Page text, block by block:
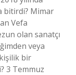
bitirdi? Mimar
Vefa
olan sanatçı
veya
kişilik bir
3 Temmuz